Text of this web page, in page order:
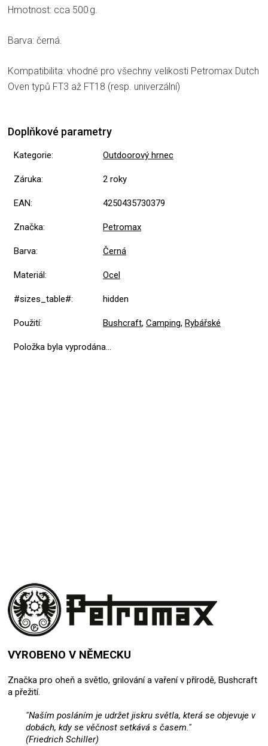
Hmotnost: cca 500 g.
Barva: černá.
Kompatibilita: vhodné pro všechny velikosti Petromax Dutch
Oven typů FT3 až FT18 (resp. univerzální)
Doplňkové parametry
Kategorie: Outdoorový hrnec
Záruka: 2 roky
EAN: 4250435730379
Značka: Petromax
Barva: Černá
Materiál: Ocel
#sizes_table#: hidden
Použití: Bushcraft, Camping, Rybářské
Položka byla vyprodána…
VYROBENO V NĚMECKU
Značka pro oheň a světlo, grilování a vaření v přírodě, Bushcraft
a přežití.
"Naším posláním je udržet jiskru světla, která se objevuje v
dobách, kdy se věčnost setkává s časem."
(Friedrich Schiller)